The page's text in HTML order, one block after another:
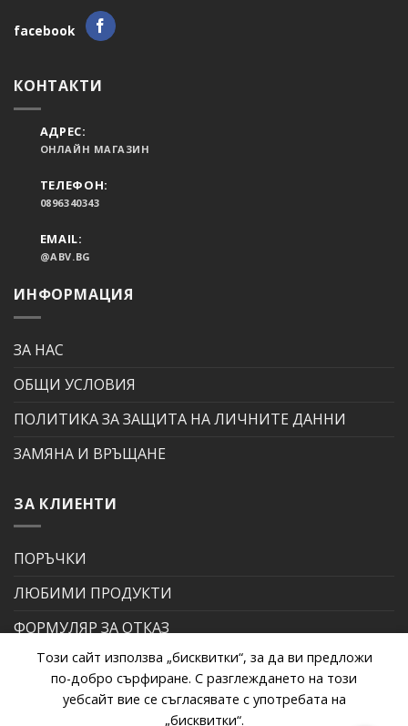
facebook
КОНТАКТИ
АДРЕС:
ОНЛАЙН МАГАЗИН
ТЕЛЕФОН:
0896340343
EMAIL:
@ABV.BG
ИНФОРМАЦИЯ
ЗА НАС
ОБЩИ УСЛОВИЯ
ПОЛИТИКА ЗА ЗАЩИТА НА ЛИЧНИТЕ ДАННИ
ЗАМЯНА И ВРЪЩАНЕ
ЗА КЛИЕНТИ
ПОРЪЧКИ
ЛЮБИМИ ПРОДУКТИ
ФОРМУЛЯР ЗА ОТКАЗ
ФОРМУЛЯР ЗА РЕКЛАМАЦИЯ
Този сайт използва „бисквитки“, за да ви предложи
по-добро сърфиране. С разглеждането на този
уебсайт вие се съгласявате с употребата на
„бисквитки“.